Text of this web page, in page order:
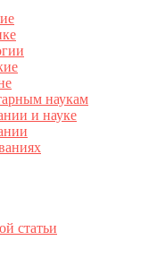
наукам
и науке
статьи